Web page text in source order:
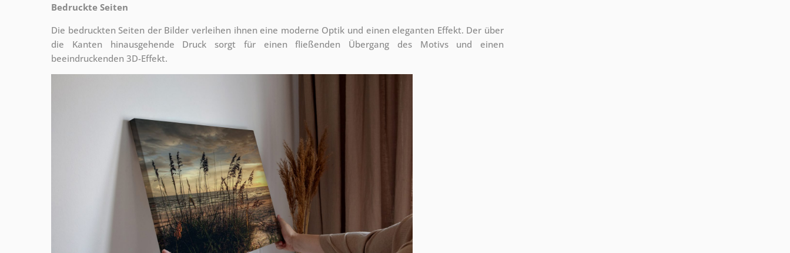
Bedruckte Seiten
Die bedruckten Seiten der Bilder verleihen ihnen eine moderne Optik und einen eleganten Effekt. Der über
die Kanten hinausgehende Druck sorgt für einen fließenden Übergang des Motivs und einen
beeindruckenden 3D-Effekt.